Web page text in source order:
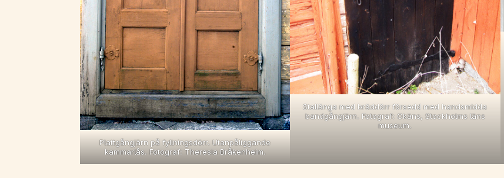
Plattgångjärn på fyllningsdörr. Utanpåliggande
kammarlås. Fotograf: Theresia Bråkenheim.
Stallänga med bräddörr försedd med handsmidda
bandgångjärn. Fotograf: Okäns, Stockholms läns
museum.